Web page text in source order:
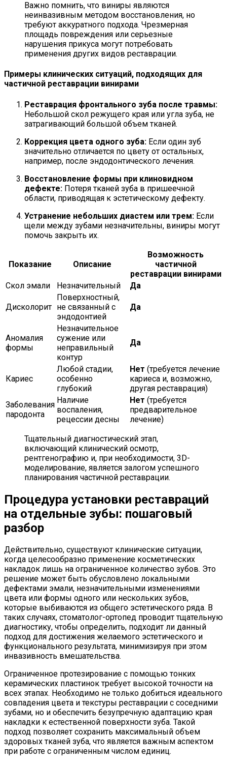
Важно помнить, что виниры являются
неинвазивным методом восстановления, но
требуют аккуратного подхода. Чрезмерная
площадь повреждения или серьезные
нарушения прикуса могут потребовать
применения других видов реставрации.
Примеры клинических ситуаций, подходящих для
частичной реставрации винирами
Реставрация фронтального зуба после травмы:
Небольшой скол режущего края или угла зуба, не
затрагивающий большой объем тканей.
Коррекция цвета одного зуба: Если один зуб
значительно отличается по цвету от остальных,
например, после эндодонтического лечения.
Восстановление формы при клиновидном
дефекте: Потеря тканей зуба в пришеечной
области, приводящая к эстетическому дефекту.
Устранение небольших диастем или трем: Если
щели между зубами незначительны, виниры могут
помочь закрыть их.
Показание Описание
Возможность
частичной
реставрации винирами
Скол эмали
Незначительный Да
Дисколорит
Поверхностный,
не связанный с
эндодонтией
Да
Аномалия
формы
Незначительное
сужение или
неправильный
контур
Да
Кариес
Любой стадии,
особенно
глубокий
Нет (требуется лечение
кариеса и, возможно,
другая реставрация)
Заболевания
пародонта
Наличие
воспаления,
рецессии десны
Нет (требуется
предварительное
лечение)
Тщательный диагностический этап,
включающий клинический осмотр,
рентгенографию и, при необходимости, 3D-
моделирование, является залогом успешного
планирования частичной реставрации.
Процедура установки реставраций
на отдельные зубы: пошаговый
разбор
Действительно, существуют клинические ситуации,
когда целесообразно применение косметических
накладок лишь на ограниченное количество зубов. Это
решение может быть обусловлено локальными
дефектами эмали, незначительными изменениями
цвета или формы одного или нескольких зубов,
которые выбиваются из общего эстетического ряда. В
таких случаях, стоматолог-ортопед проводит тщательную
диагностику, чтобы определить, подходит ли данный
подход для достижения желаемого эстетического и
функционального результата, минимизируя при этом
инвазивность вмешательства.
Ограниченное протезирование с помощью тонких
керамических пластинок требует высокой точности на
всех этапах. Необходимо не только добиться идеального
совпадения цвета и текстуры реставрации с соседними
зубами, но и обеспечить безупречную адаптацию края
накладки к естественной поверхности зуба. Такой
подход позволяет сохранить максимальный объем
здоровых тканей зуба, что является важным аспектом
при работе с ограниченным числом единиц.